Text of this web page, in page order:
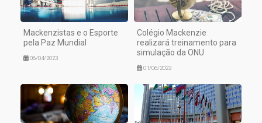
Mackenzistas e o Esporte
pela Paz Mundial
06/04/2023
Colégio Mackenzie
realizará treinamento para
simulação da ONU
01/06/2022